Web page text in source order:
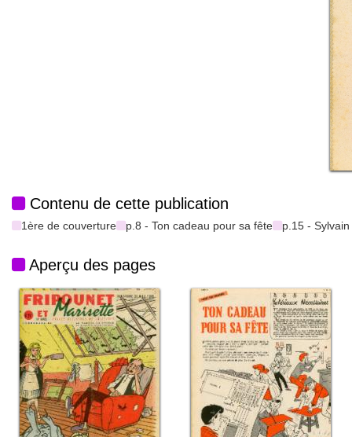
Contenu de cette publication
1ère de couverture p.8 - Ton cadeau pour sa fête p.15 -
Aperçu des pages